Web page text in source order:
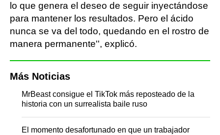
lo que genera el deseo de seguir inyectándose
para mantener los resultados. Pero el ácido
nunca se va del todo, quedando en el rostro de
manera permanente'', explicó.
Más Noticias
MrBeast consigue el TikTok más reposteado de la
historia con un surrealista baile ruso
El momento desafortunado en que un trabajador